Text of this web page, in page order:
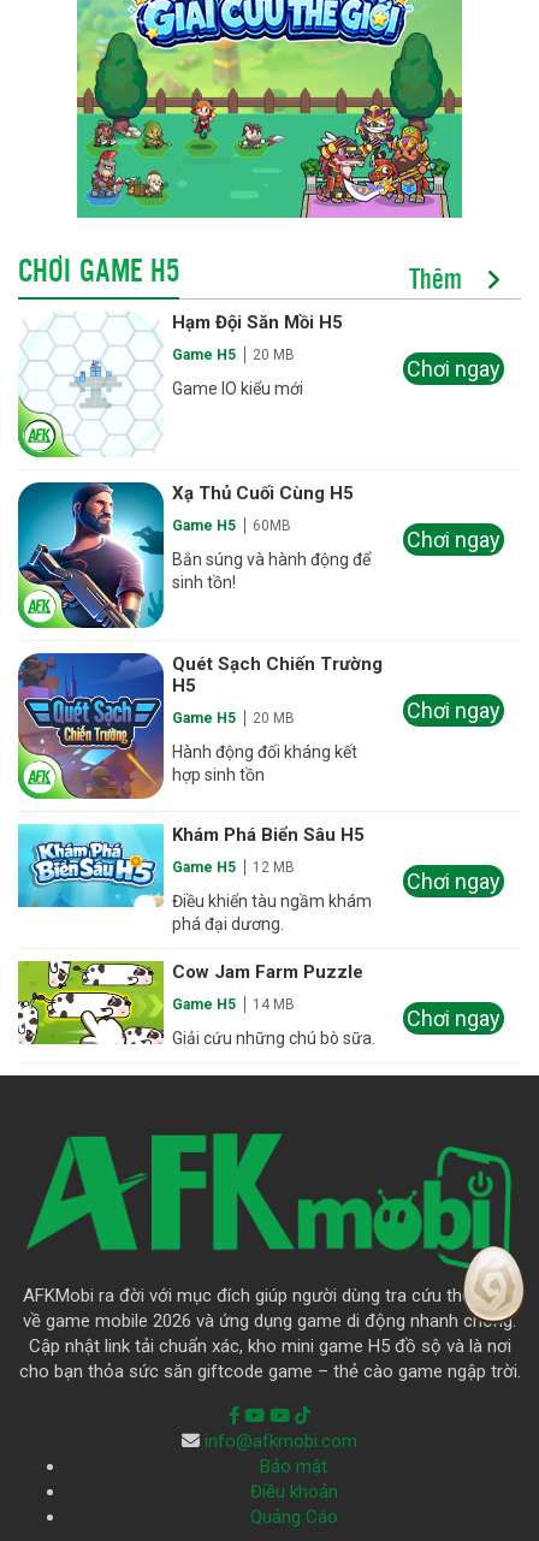
CHƠI GAME H5 Thêm
Hạm Đội Săn Mồi H5
Game H5 20 MB
Game IO kiểu mới
Chơi ngay
Xạ Thủ Cuối Cùng H5
Game H5 60MB
Bắn súng và hành động để
sinh tồn!
Chơi ngay
Quét Sạch Chiến Trường
H5
Game H5 20 MB
Hành động đối kháng kết
hợp sinh tồn
Chơi ngay
Khám Phá Biển Sâu H5
Game H5 12 MB
Điều khiển tàu ngầm khám
phá đại dương.
Chơi ngay
Cow Jam Farm Puzzle
Game H5 14 MB
Giải cứu những chú bò sữa.
Chơi ngay
AFKMobi ra đời với mục đích giúp người dùng tra cứu thông tin
về game mobile 2026 và ứng dụng game di động nhanh chóng.
Cập nhật link tải chuẩn xác, kho mini game H5 đồ sộ và là nơi
cho bạn thỏa sức săn giftcode game – thẻ cào game ngập trời.
info@afkmobi.com
Bảo mật
Điều khoản
Quảng Cáo